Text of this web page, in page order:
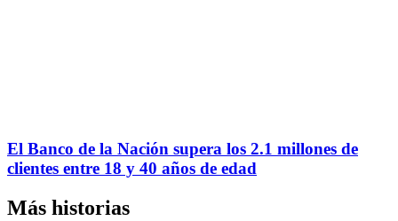
El Banco de la Nación supera los 2.1 millones de
clientes entre 18 y 40 años de edad
Más historias